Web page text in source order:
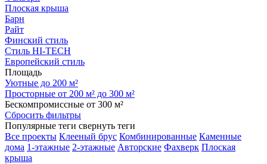
Плоская крыша
Барн
Райт
Финский стиль
Стиль HI-TECH
Европейский стиль
Площадь
Уютные до 200 м²
Просторные от 200 м² до 300 м²
Бескомпромиссные от 300 м²
Сбросить фильтры
Популярные теги свернуть теги
Все проекты Клееный брус Комбинированные Каменные
дома 1-этажные 2-этажные Авторские Фахверк Плоская
крыша